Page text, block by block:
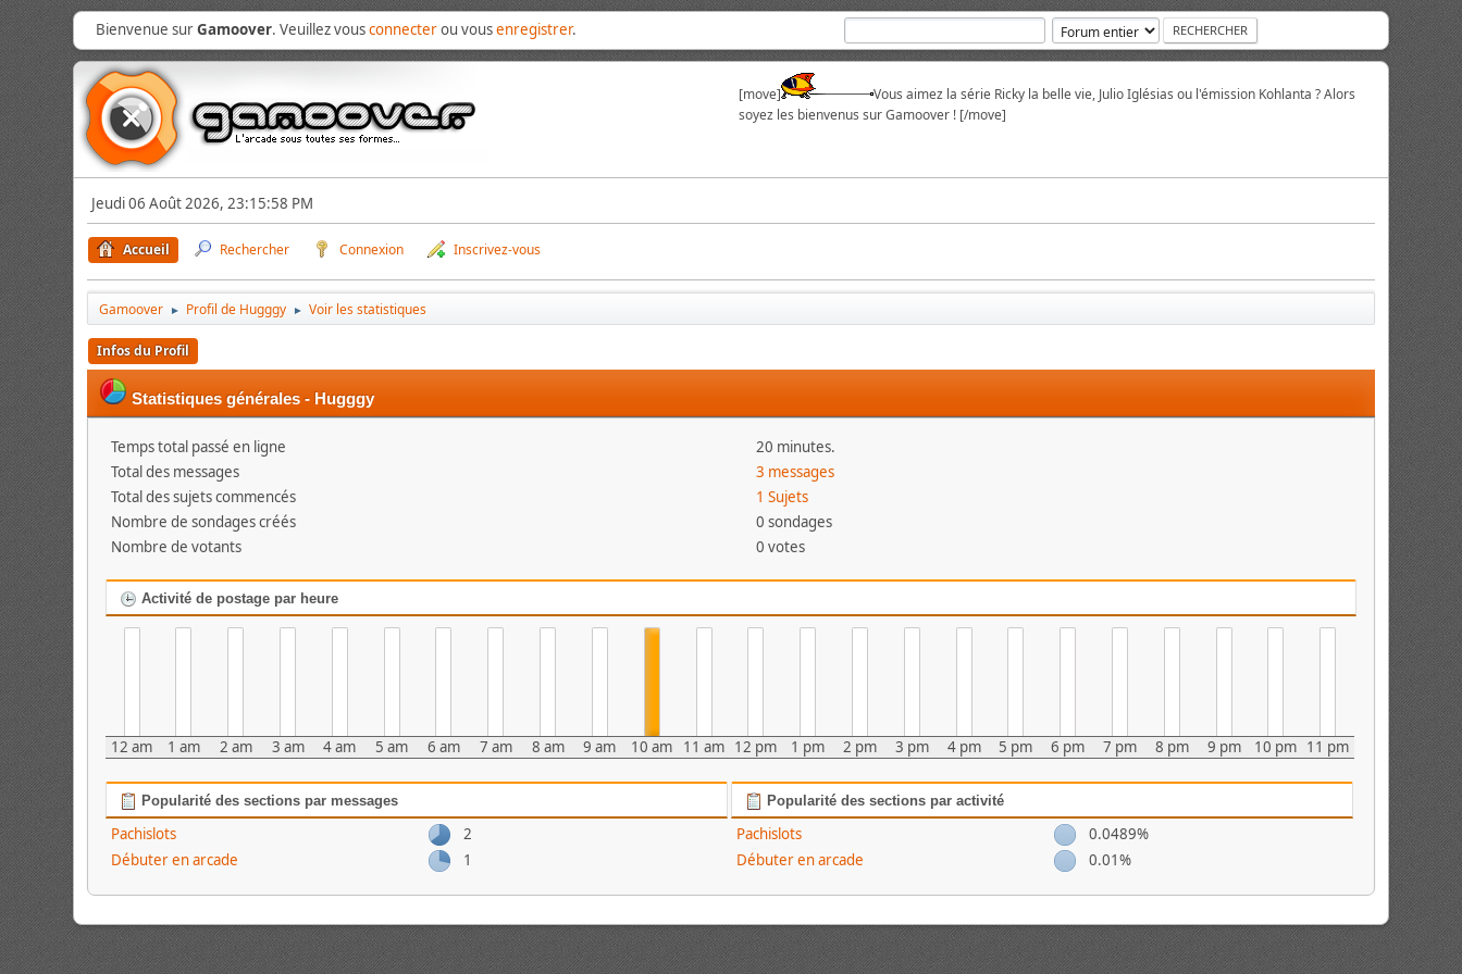
Bienvenue surGamoover. Veuillez vousconnecterou vousenregistrer.
[move]
Vous aimez la série Ricky la belle vie, Julio Iglésias ou l'émission Kohlanta ? Alors
soyez les bienvenus sur Gamoover ! [/move]
Jeudi 06 Août 2026, 23:15:58 PM
Accueil Rechercher Connexion Inscrivez-vous
Gamoover ► Profil de Hugggy ► Voir les statistiques
Infos du Profil
Statistiques générales - Hugggy
Temps total passé en ligne
20 minutes.
Total des messages
3 messages
Total des sujets commencés
1 Sujets
Nombre de sondages créés
0 sondages
Nombre de votants
0 votes
Activité de postage par heure
12 am 1 am 2 am 3 am 4 am 5 am 6 am 7 am 8 am 9 am 10 am 11 am 12 pm 1 pm 2 pm 3 pm 4 pm 5 pm 6 pm 7 pm 8 pm 9 pm 10 pm 11 pm
Popularité des sections par messages
Pachislots
2
Débuter en arcade
1
Popularité des sections par activité
Pachislots
0.0489%
Débuter en arcade
0.01%